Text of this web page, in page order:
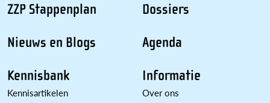
ZZP Stappenplan
Nieuws en Blogs
Kennisbank
Kennisartikelen
Dossiers
Agenda
Informatie
Over ons